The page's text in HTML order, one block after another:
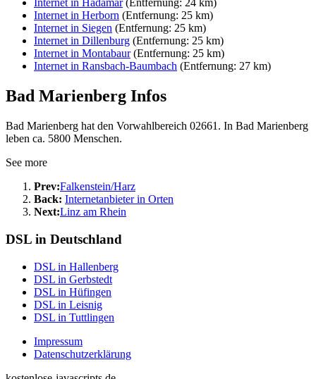
Internet in Hadamar(Entfernung: 24 km)
Internet in Herborn (Entfernung: 25 km)
Internet in Siegen (Entfernung: 25 km)
Internet in Dillenburg (Entfernung: 25 km)
Internet in Montabaur(Entfernung: 25 km)
Internet in Ransbach-Baumbach (Entfernung: 27 km)
Bad Marienberg Infos
Bad Marienberg hat den Vorwahlbereich 02661. In Bad Marienberg
leben ca. 5800 Menschen.
See more
Prev:Falkenstein/Harz
Back: Internetanbieter in Orten
Next:Linz am Rhein
DSL in Deutschland
DSL in Hallenberg
DSL in Gerbstedt
DSL in Hüfingen
DSL in Leisnig
DSL in Tuttlingen
Impressum
Datenschutzerklärung